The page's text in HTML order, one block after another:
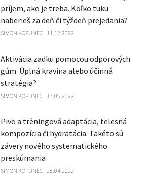
príjem, ako je treba. Koľko tuku
naberieš za deň či týždeň prejedania?
SIMON KOPUNEC 11.12.2022
Aktivácia zadku pomocou odporových
gúm. Úplná kravina alebo účinná
stratégia?
SIMON KOPUNEC 17.05.2022
Pivo a tréningová adaptácia, telesná
kompozícia či hydratácia. Takéto sú
závery nového systematického
preskúmania
SIMON KOPUNEC 28.04.2022